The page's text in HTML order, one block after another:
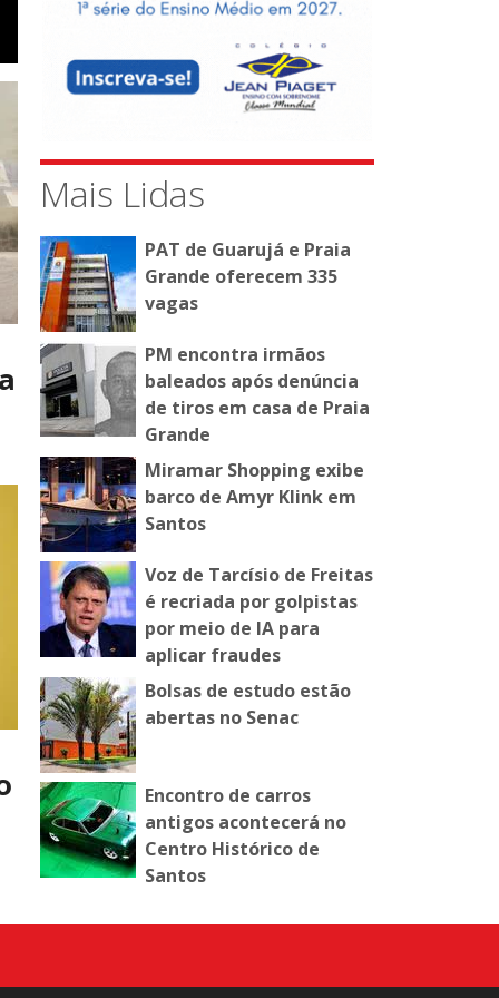
Mais Lidas
PAT de Guarujá e Praia
Grande oferecem 335
vagas
PM encontra irmãos
baleados após denúncia
de tiros em casa de Praia
Grande
Miramar Shopping exibe
barco de Amyr Klink em
Santos
Voz de Tarcísio de Freitas
é recriada por golpistas
por meio de IA para
aplicar fraudes
Bolsas de estudo estão
abertas no Senac
Encontro de carros
antigos acontecerá no
Centro Histórico de
Santos